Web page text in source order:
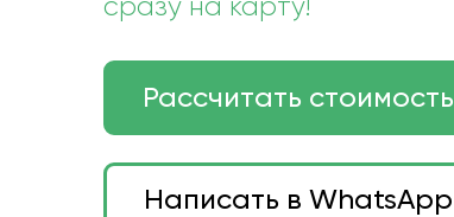
Рассчитать стоимость
Написать в WhatsApp